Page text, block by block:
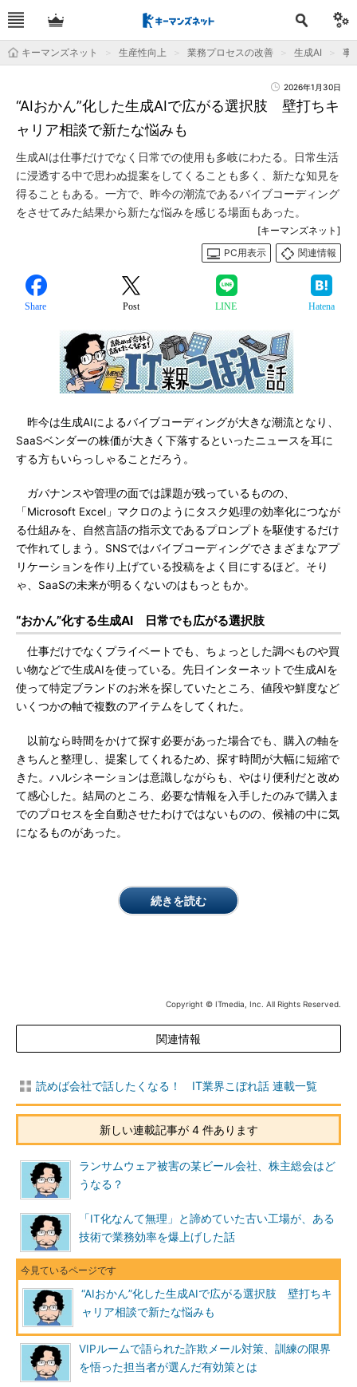
キーマンズネット 生産性向上 業務プロセスの改善 生成AI 事
2026年1月30日
“AIおかん”化した生成AIで広がる選択肢 壁打ちキ
ャリア相談で新たな悩みも
生成AIは仕事だけでなく日常での使用も多岐にわたる。日常生活
に浸透する中で思わぬ提案をしてくることも多く、新たな知見を
得ることもある。一方で、昨今の潮流であるバイブコーディング
をさせてみた結果から新たな悩みを感じる場面もあった。
[キーマンズネット]
PC用表示
関連情報
Share Post LINE Hatena
昨今は生成AIによるバイブコーディングが大きな潮流となり、
SaaSベンダーの株価が大きく下落するといったニュースを耳に
する方もいらっしゃることだろう。
ガバナンスや管理の面では課題が残っているものの、
「Microsoft Excel」マクロのようにタスク処理の効率化につなが
る仕組みを、自然言語の指示文であるプロンプトを駆使するだけ
で作れてしまう。SNSではバイブコーディングでさまざまなアプ
リケーションを作り上げている投稿をよく目にするほど。そり
ゃ、SaaSの未来が明るくないのはもっともか。
“おかん”化する生成AI 日常でも広がる選択肢
仕事だけでなくプライベートでも、ちょっとした調べものや買
い物などで生成AIを使っている。先日インターネットで生成AIを
使って特定ブランドのお米を探していたところ、値段や鮮度など
いくつかの軸で複数のアイテムをしてくれた。
以前なら時間をかけて探す必要があった場合でも、購入の軸を
きちんと整理し、提案してくれるため、探す時間が大幅に短縮で
きた。ハルシネーションは意識しながらも、やはり便利だと改め
て感心した。結局のところ、必要な情報を入手したのみで購入ま
でのプロセスを全自動させたわけではないものの、候補の中に気
になるものがあった。
続きを読む
Copyright © ITmedia, Inc. All Rights Reserved.
関連情報
読めば会社で話したくなる！ IT業界こぼれ話 連載一覧
新しい連載記事が 4 件あります
ランサムウェア被害の某ビール会社、株主総会はど
うなる？
「IT化なんて無理」と諦めていた古い工場が、ある
技術で業務効率を爆上げした話
“AIおかん”化した生成AIで広がる選択肢 壁打ちキ
ャリア相談で新たな悩みも
VIPルームで語られた詐欺メール対策、訓練の限界
を悟った担当者が選んだ有効策とは